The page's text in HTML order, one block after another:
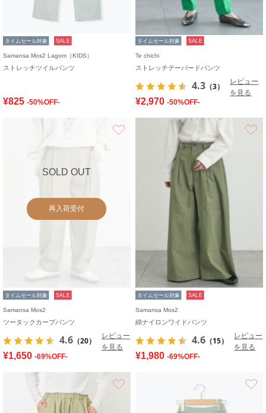
タイムセール対象 SALE
Samansa Mos2 Lagom（KIDS）
ストレッチツイルパンツ
¥825 -50%OFF-
タイムセール対象 SALE
Te chichi
ストレッチテーパードパンツ
4.3 （3）
レビュー
を見る
¥2,970 -50%OFF-
SOLD OUT
再入荷受付
タイムセール対象 SALE
Samansa Mos2
ツータックカーブパンツ
4.6 （20）
レビュー
を見る
¥1,650 -69%OFF-
タイムセール対象 SALE
Samansa Mos2
綿ナイロンワイドパンツ
4.6 （15）
レビュー
を見る
¥1,980 -69%OFF-